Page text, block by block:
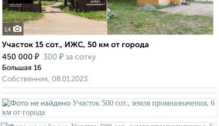
14
Участок 15 сот., ИЖС, 50 км от города
450 000 ₽ 300 ₽ за сотку
Большая 16
Собственник, 08.01.2023